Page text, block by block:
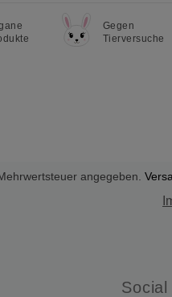
Gegen
Tierversuche
angegeben.